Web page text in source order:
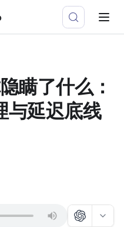
瞒了什么：
与延迟底线